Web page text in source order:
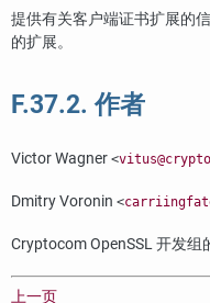
提供有关客户端证书扩展的
的扩展。
F.37.2. 作者
Victor Wagner <
Dmitry Voronin <
Cryptocom OpenSSL 开发组
上一页